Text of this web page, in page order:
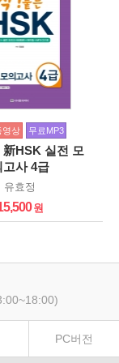
영상 무료MP3
新HSK 실전 모
고사 4급
유효정
PC버전